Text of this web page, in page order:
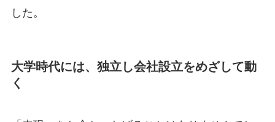
した。
大学時代には、独立し会社設立をめざして動
く